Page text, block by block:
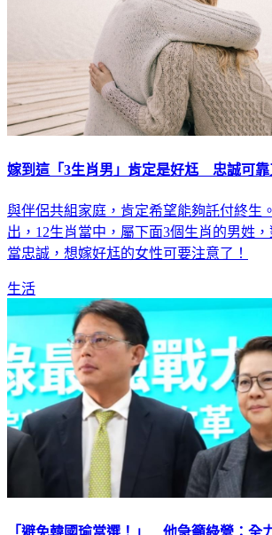
嫁到這「3生肖男」肯定是好尪 忠誠可靠
與伴侶共組家庭，肯定希望能夠託付終生
出，12生肖當中，屬下面3個生肖的男姓
當忠誠，想嫁好尪的女性可要注意了！
生活
「避免韓國瑜當選！」 他急籲綠營：全